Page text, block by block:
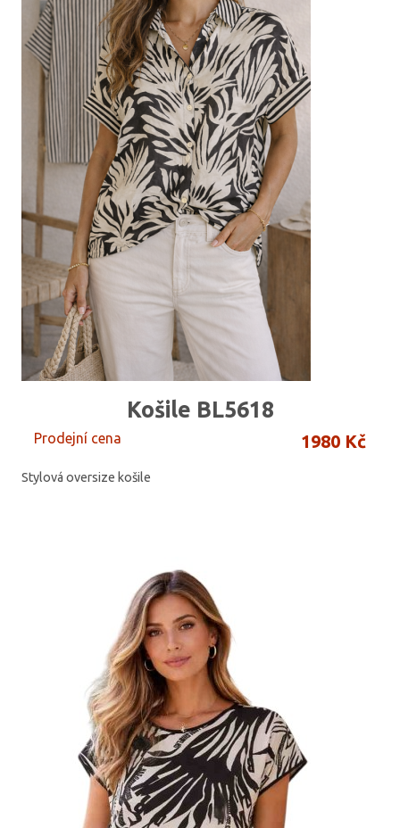
Košile BL5618
Prodejní cena 1980 Kč
Stylová oversize košile